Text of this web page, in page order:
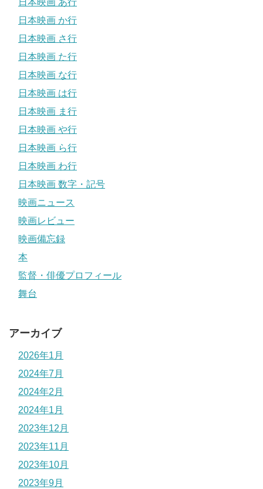
日本映画 あ行
日本映画 か行
日本映画 さ行
日本映画 た行
日本映画 な行
日本映画 は行
日本映画 ま行
日本映画 や行
日本映画 ら行
日本映画 わ行
日本映画 数字・記号
映画ニュース
映画レビュー
映画備忘録
本
監督・俳優プロフィール
舞台
アーカイブ
2026年1月
2024年7月
2024年2月
2024年1月
2023年12月
2023年11月
2023年10月
2023年9月